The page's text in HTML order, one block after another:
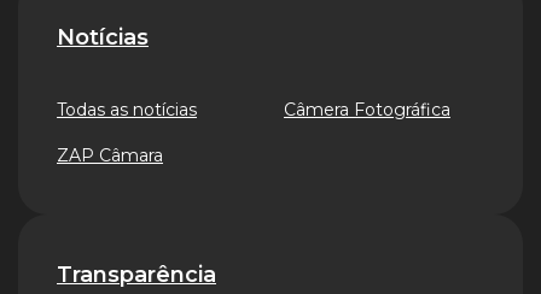
Notícias
Todas as notícias
ZAP Câmara
Câmera Fotográfica
Transparência